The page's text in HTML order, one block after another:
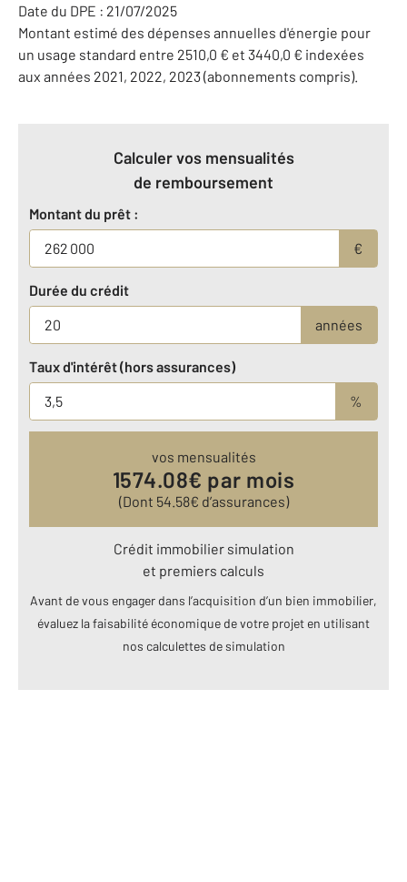
Date du DPE : 21/07/2025
Montant estimé des dépenses annuelles d'énergie pour
un usage standard entre 2510,0 € et 3440,0 € indexées
aux années 2021, 2022, 2023 (abonnements compris).
Calculer vos mensualités
de remboursement
Montant du prêt :
€
Durée du crédit
années
Taux d'intérêt (hors assurances)
%
vos mensualités
1574.08€ par mois
(Dont 54.58€ d’assurances)
Crédit immobilier simulation
et premiers calculs
Avant de vous engager dans l’acquisition d’un bien immobilier,
évaluez la faisabilité économique de votre projet en utilisant
nos calculettes de simulation